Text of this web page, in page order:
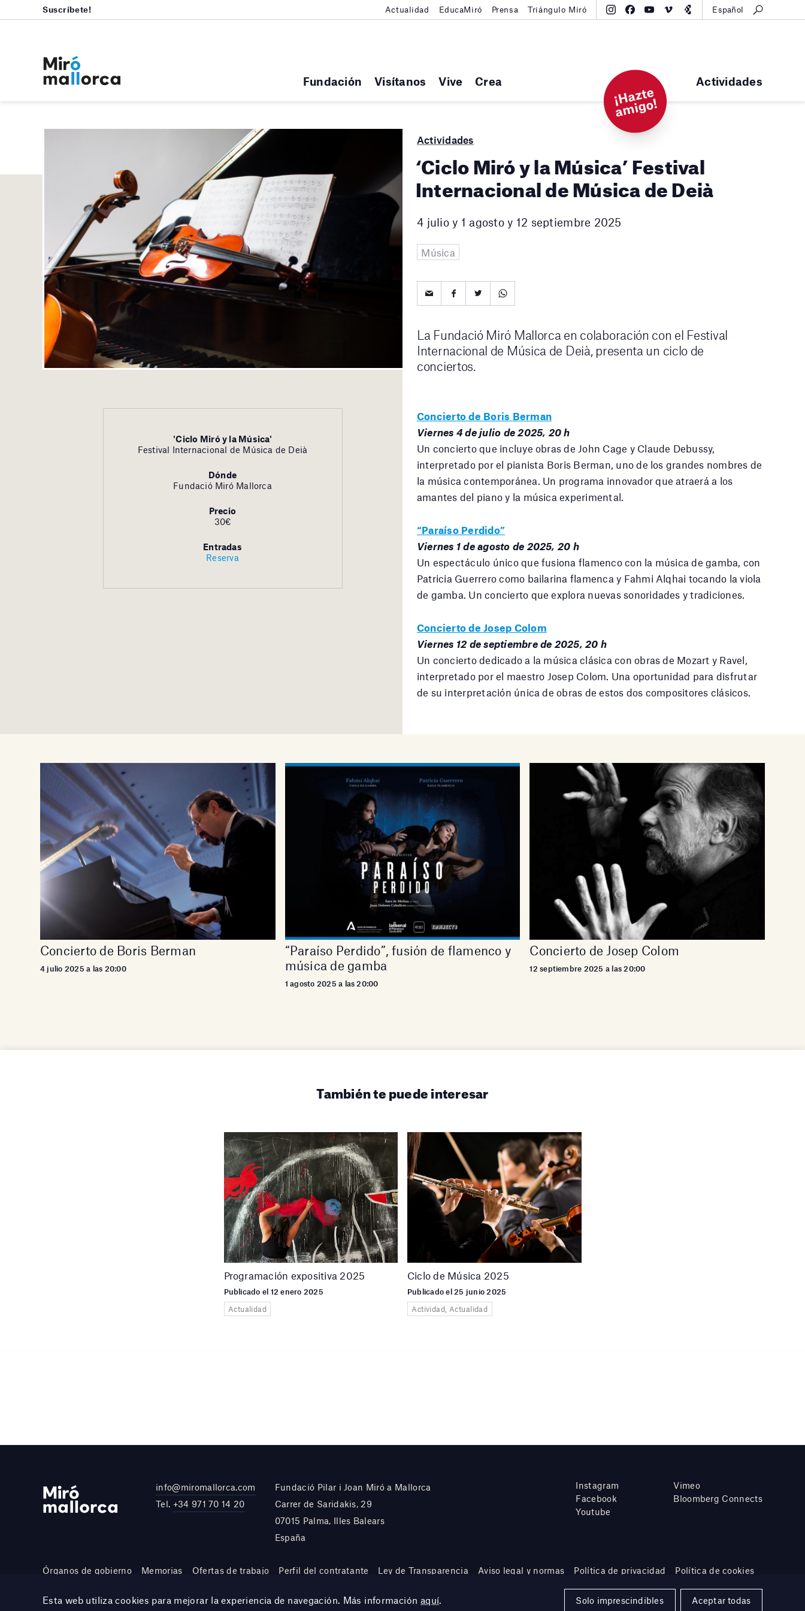
Fundación Visítanos Vive Crea Actividades
Suscríbete! Actualidad EducaMiró Prensa Triángulo Miró Español
¡
H
a
zt
e
a
mi
g
o!
'Ciclo Miró y la Música'
Festival Internacional de Música de Deià
Dónde
Fundació Miró Mallorca
Precio
30€
Entradas
Reserva
Actividades
‘Ciclo Miró y la Música’ Festival
Internacional de Música de Deià
4 julio y 1 agosto y 12 septiembre 2025
Música
La Fundació Miró Mallorca en colaboración con el Festival
Internacional de Música de Deià, presenta un ciclo de
conciertos.
Concierto de Boris Berman
Viernes 4 de julio de 2025, 20 h
Un concierto que incluye obras de John Cage y Claude Debussy,
interpretado por el pianista Boris Berman, uno de los grandes nombres de
la música contemporánea. Un programa innovador que atraerá a los
amantes del piano y la música experimental.
“Paraíso Perdido”
Viernes 1 de agosto de 2025, 20 h
Un espectáculo único que fusiona flamenco con la música de gamba, con
Patricia Guerrero como bailarina flamenca y Fahmi Alqhai tocando la viola
de gamba. Un concierto que explora nuevas sonoridades y tradiciones.
Concierto de Josep Colom
Viernes 12 de septiembre de 2025, 20 h
Un concierto dedicado a la música clásica con obras de Mozart y Ravel,
interpretado por el maestro Josep Colom. Una oportunidad para disfrutar
de su interpretación única de obras de estos dos compositores clásicos.
Concierto de Boris Berman
4 julio 2025 a las 20:00
“Paraíso Perdido”, fusión de flamenco y
música de gamba
1 agosto 2025 a las 20:00
Concierto de Josep Colom
12 septiembre 2025 a las 20:00
También te puede interesar
Programación expositiva 2025
Publicado el 12 enero 2025
Actualidad
Ciclo de Música 2025
Publicado el 25 junio 2025
Actividad, Actualidad
info@miromallorca.com
Tel. +34 971 70 14 20
Fundació Pilar i Joan Miró a Mallorca
Carrer de Saridakis, 29
07015 Palma, Illes Balears
España
Instagram
Facebook
Youtube
Vimeo
Bloomberg Connects
Órganos de gobierno Memorias Ofertas de trabajo Perfil del contratante Ley de Transparencia Aviso legal y normas Política de privacidad Política de cookies
Site by DOMO—A
Esta web utiliza cookies para mejorar la experiencia de navegación. Más información aquí. Solo imprescindibles Aceptar todas